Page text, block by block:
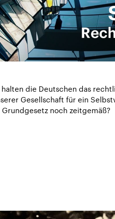
halten die Deutschen das
Gesellschaft für ein
Grundgesetz noch zeitgemäß?